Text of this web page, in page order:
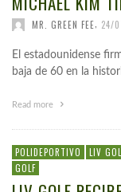
MR. GREEN FEE 24/
El estadounidense
baja de 60 en la
Read more
POLIDEPORTIVO LIV
GOLF